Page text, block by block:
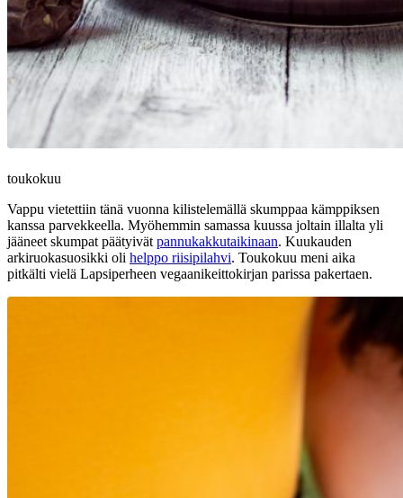
toukokuu
Vappu vietettiin tänä vuonna kilistelemällä skumppaa kämppiksen
kanssa parvekkeella. Myöhemmin samassa kuussa joltain illalta yli
jääneet skumpat päätyivät pannukakkutaikinaan. Kuukauden
arkiruokasuosikki oli helppo riisipilahvi. Toukokuu meni aika
pitkälti vielä Lapsiperheen vegaanikeittokirjan parissa pakertaen.